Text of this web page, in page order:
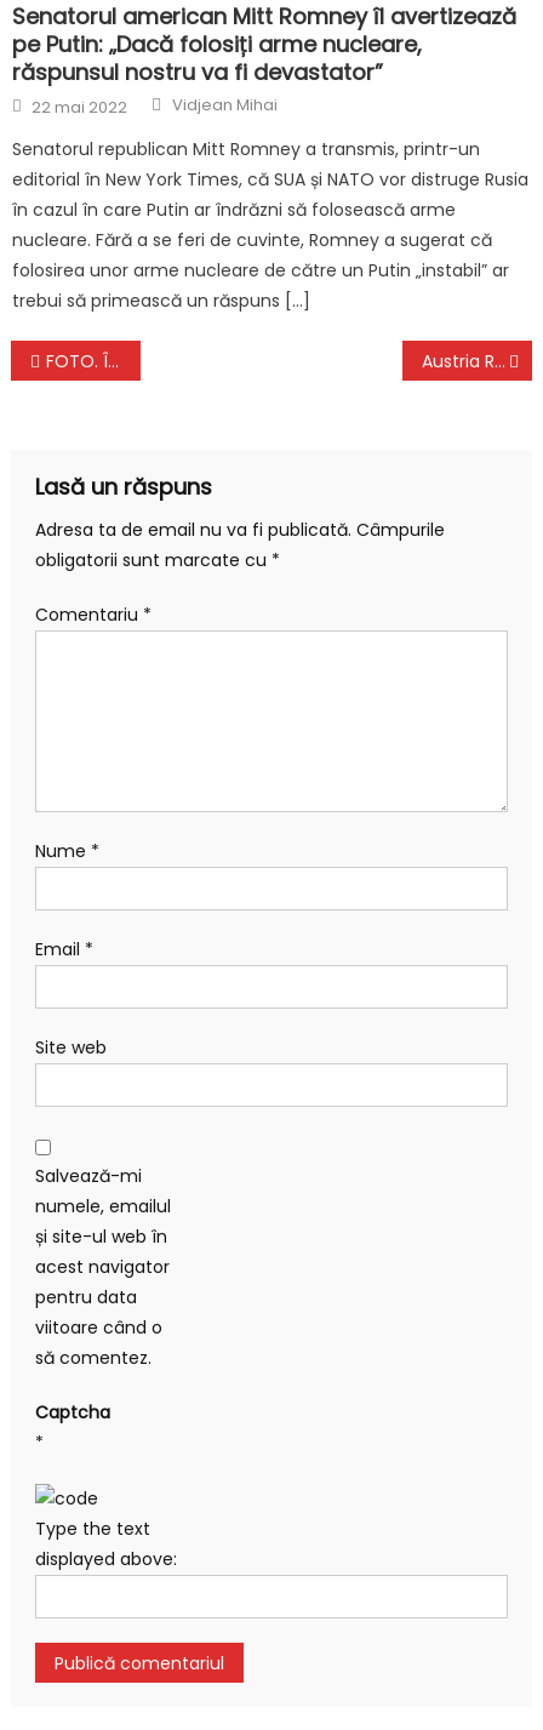
Senatorul american Mitt Romney îl avertizează
pe Putin: „Dacă folosiți arme nucleare,
răspunsul nostru va fi devastator”
Posted
on
22 mai 2022 Author
Vidjean Mihai
Senatorul republican Mitt Romney a transmis, printr-un
editorial în New York Times, că SUA și NATO vor distruge Rusia
în cazul în care Putin ar îndrăzni să folosească arme
nucleare. Fără a se feri de cuvinte, Romney a sugerat că
folosirea unor arme nucleare de către un Putin „instabil” ar
trebui să primească un răspuns […]
Navigare
FOTO. Încă un record pentru MJ. O pereche de adidașii purtată la finala NBA din 1998, vândută la licitaţie pentru 2,2 milioane de dolari Austria Reactioneaza prin Nehammer Situatiei din Italia cu Masuri RADICALE pentru Schengen, Romania
Lasă un răspuns
Adresa ta de email nu va fi publicată. Câmpurile
obligatorii sunt marcate cu *
Comentariu *
Nume *
Email *
Site web
Salvează-mi
numele, emailul
și site-ul web în
acest navigator
pentru data
viitoare când o
să comentez.
Captcha
*
Type the text
displayed above: